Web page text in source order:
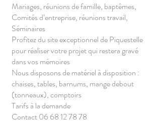
Mariages, réunions de famille, baptêmes,
Comités d’entreprise, réunions travail,
Séminaires
Profitez du site exceptionnel de Piquestelle
pour réaliser votre projet qui restera gravé
dans vos mémoires
Nous disposons de matériel à disposition :
chaises, tables, barnums, mange debout
(tonneaux), comptoirs
Tarifs à la demande
Contact06 68 12 78 78